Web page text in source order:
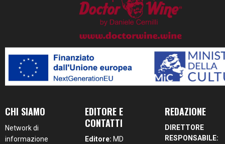
CHI SIAMO
Network di
informazione
EDITORE E
CONTATTI
Editore: MD
REDAZIONE
DIRETTORE
RESPONSABILE: